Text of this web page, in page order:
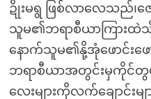
ဍိုးမရွ ဖြစ်လာလေသည်၊
သူမ၏ဘရာစီယာကြား
နောက်သူမ၏နို့အုံဖောင်းဖေ
ဘရာစီယာအတွင်းမှကိုင်
လေးများကိုလက်ချောင်း